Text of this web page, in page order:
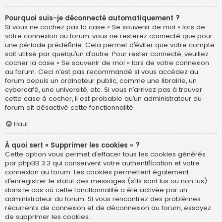
Pourquoi suis-je déconnecté automatiquement ?
Si vous ne cochez pas la case « Se souvenir de moi » lors de
votre connexion au forum, vous ne resterez connecté que pour
une période prédéfinie. Cela permet d’éviter que votre compte
soit utilisé par quelqu’un d’autre. Pour rester connecté, veuillez
cocher la case « Se souvenir de moi » lors de votre connexion
au forum. Ceci n’est pas recommandé si vous accédez au
forum depuis un ordinateur public, comme une librairie, un
cybercafé, une université, etc. Si vous n’arrivez pas à trouver
cette case à cocher, il est probable qu’un administrateur du
forum ait désactivé cette fonctionnalité.
Haut
À quoi sert « Supprimer les cookies » ?
Cette option vous permet d’effacer tous les cookies générés
par phpBB 3.3 qui conservent votre authentification et votre
connexion au forum. Les cookies permettent également
d’enregistrer le statut des messages (s’ils sont lus ou non lus)
dans le cas où cette fonctionnalité a été activée par un
administrateur du forum. Si vous rencontrez des problèmes
récurrents de connexion et de déconnexion au forum, essayez
de supprimer les cookies.